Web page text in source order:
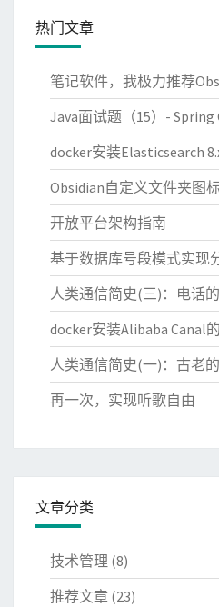
热门文章
笔记软件，我极力推荐
Java面试题（15）- Spring
docker安装Elasticsearch
Obsidian自定义文件夹图
开放平台架构指南
基于数据库号段模式实现
人类通信简史(三)：电话
docker安装Alibaba Canal
人类通信简史(一)：古老
再一次，实现听歌自由
文章分类
技术管理 (8)
推荐文章 (23)